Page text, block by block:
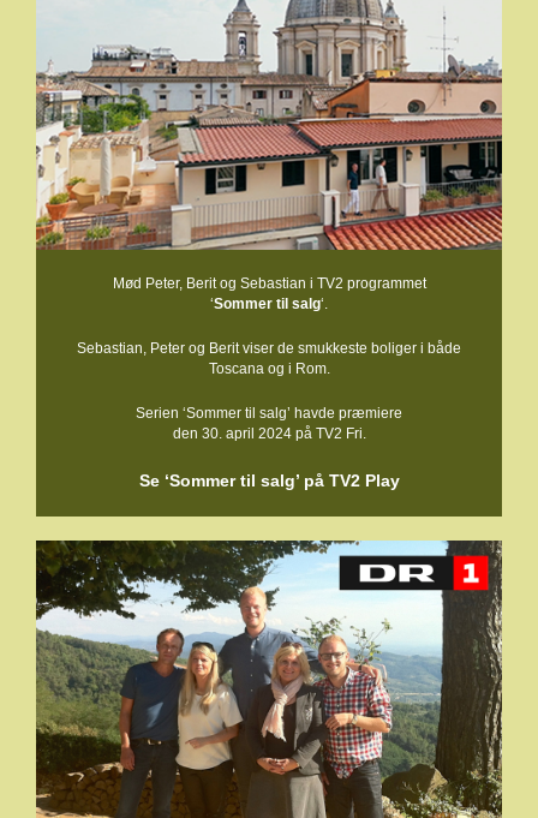
Mød Peter, Berit og Sebastian i TV2 programmet
‘Sommer til salg‘.
Sebastian, Peter og Berit viser de smukkeste boliger i både
Toscana og i Rom.
Serien ‘Sommer til salg’ havde præmiere
den 30. april 2024 på TV2 Fri.
Se ‘Sommer til salg’ på TV2 Play